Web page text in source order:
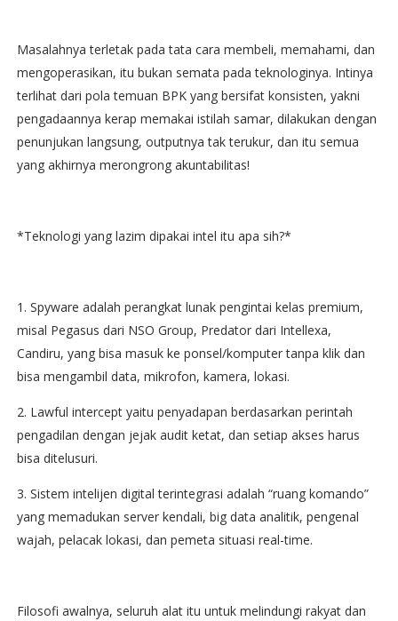
Masalahnya terletak pada tata cara membeli, memahami, dan
mengoperasikan, itu bukan semata pada teknologinya. Intinya
terlihat dari pola temuan BPK yang bersifat konsisten, yakni
pengadaannya kerap memakai istilah samar, dilakukan dengan
penunjukan langsung, outputnya tak terukur, dan itu semua
yang akhirnya merongrong akuntabilitas!
*Teknologi yang lazim dipakai intel itu apa sih?*
1. Spyware adalah perangkat lunak pengintai kelas premium,
misal Pegasus dari NSO Group, Predator dari Intellexa,
Candiru, yang bisa masuk ke ponsel/komputer tanpa klik dan
bisa mengambil data, mikrofon, kamera, lokasi.
2. Lawful intercept yaitu penyadapan berdasarkan perintah
pengadilan dengan jejak audit ketat, dan setiap akses harus
bisa ditelusuri.
3. Sistem intelijen digital terintegrasi adalah “ruang komando”
yang memadukan server kendali, big data analitik, pengenal
wajah, pelacak lokasi, dan pemeta situasi real-time.
Filosofi awalnya, seluruh alat itu untuk melindungi rakyat dan